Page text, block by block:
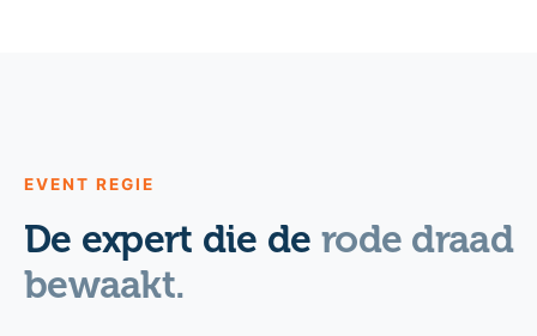
EVENT REGIE
De expert die de rode draad
bewaakt.